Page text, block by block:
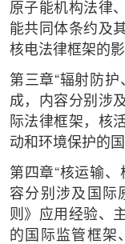
原子能机构法律
能共同体条约及
核电法律框架的影
第三章“辐射防
成，内容分别涉
际法律框架，核
动和环境保护的
第四章“核运输
容分别涉及国际
则》应用经验、
的国际监管框架